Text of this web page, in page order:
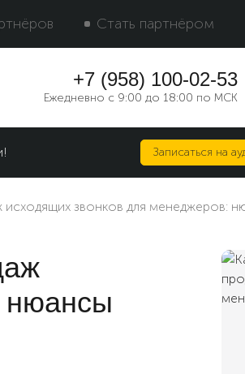
Стать партнёром
+7 (958) 100-02-53
Ежедневно c 9:00 до 18:00 по МСК
Записаться на
исходящих звонков для менеджеров:
нюансы